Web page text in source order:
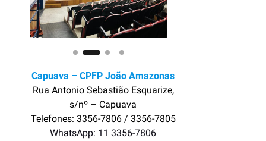
Capuava – CPFP João Amazonas
Rua Antonio Sebastião Esquarize,
s/nº – Capuava
Telefones: 3356-7806 / 3356-7805
WhatsApp: 11 3356-7806